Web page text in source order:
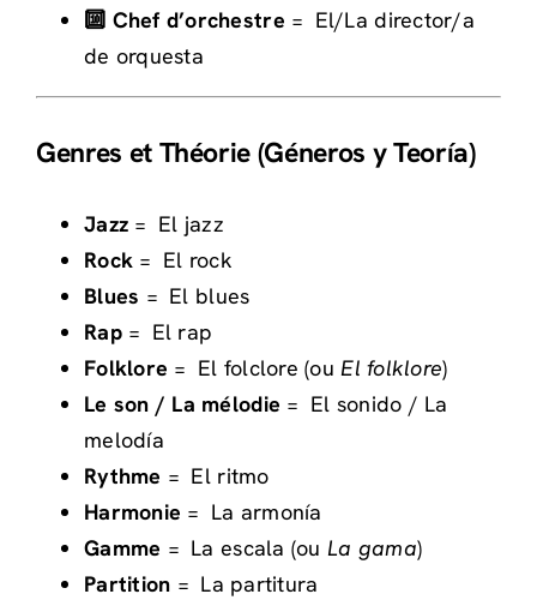
🔟 Chef d’orchestre = El/La director/a
de orquesta
Genres et Théorie (Géneros y Teoría)
Jazz = El jazz
Rock = El rock
Blues = El blues
Rap= El rap
Folklore = El folclore (ouEl folklore)
Le son / La mélodie = El sonido / La
melodía
Rythme = El ritmo
Harmonie = La armonía
Gamme = La escala (ou La gama)
Partition = La partitura